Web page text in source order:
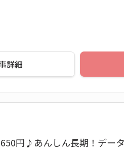
詳細
円♪あんしん長期！デー